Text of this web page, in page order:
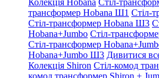
Колекція Hobana Стіл-
трансформер Hobana Ш1 Стіл-
Стіл-трансформер Hobana Ш3
Hobana+Jumbo Стіл-
Стіл-трансформер
Hobana+Jumbo Ш3 Дивитися
Колекція Shiron Стіл-комод
комод трансформер Shiron +